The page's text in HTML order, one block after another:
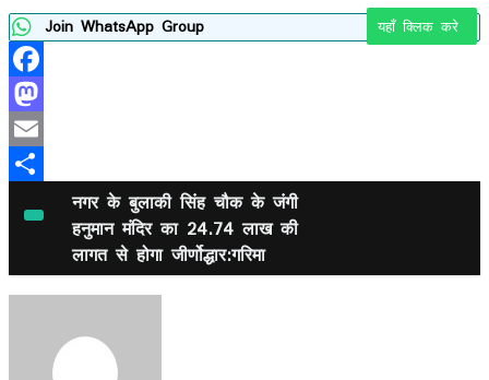
Join WhatsApp Group यहाँ क्लिक करे
Facebook
Mastodon
Email
नगर के बुलाकी सिंह चौक के जंगी
हनुमान मंदिर का 24.74 लाख की
लागत से होगा जीर्णोद्धार:गरिमा